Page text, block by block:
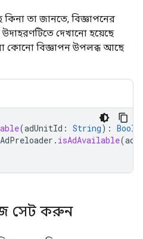
তা জানতে, বিজ্ঞাপনের
উদাহরণটিতে দেখানো হয়েছে
কোনো বিজ্ঞাপন উপলব্ধ আছে
(adUnitId : String):
. isAdAvailable(
সেট করুন